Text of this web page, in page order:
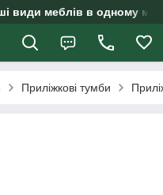
види меблів в одному
Приліжкові тумби